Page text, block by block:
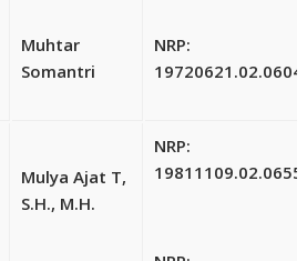
Muhtar
Somantri
NRP:
19720621.02.0604
Mulya Ajat T,
S.H., M.H.
NRP:
19811109.02.0655